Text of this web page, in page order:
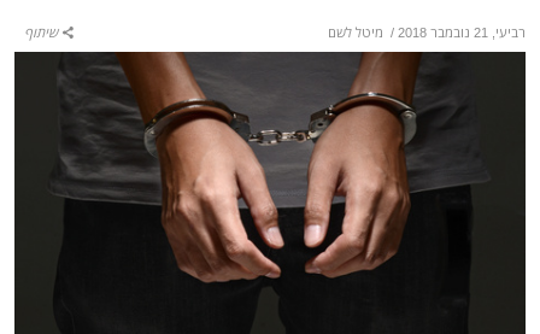
רביעי, 21 נובמבר 2018 / מיטל לשם שיתוף